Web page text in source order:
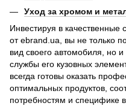
Уход за хромом и
Инвестируя в качественные
от ebrand.ua, вы не только
вид своего автомобиля, но
службы его кузовных
всегда готовы оказать
оптимальных продуктов,
потребностям и специфике